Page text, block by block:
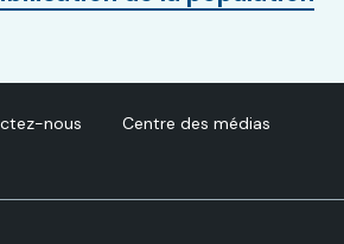
nous
Centre des médias